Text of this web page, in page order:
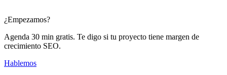
¿Empezamos?
Agenda 30 min gratis. Te digo si tu proyecto tiene margen de
crecimiento SEO.
Hablemos